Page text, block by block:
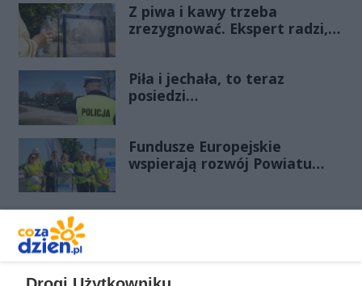
Z piwa i kawy trzeba
zrezygnować. Ekspert radzi,
Piła i jechała, to teraz
posiedzi…
Fundusze Europejskie
wspierają rozwój Powiatu
nr 3539W Radom - Gębarzów -